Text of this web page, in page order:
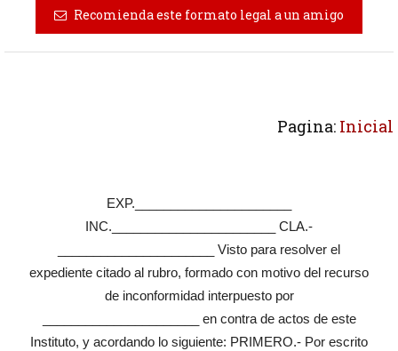
Recomienda este formato legal a un amigo
Pagina: Inicial
EXP.______________________
INC._______________________ CLA.-
______________________ Visto para resolver el
expediente citado al rubro, formado con motivo del recurso
de inconformidad interpuesto por
______________________ en contra de actos de este
Instituto, y acordando lo siguiente: PRIMERO.- Por escrito